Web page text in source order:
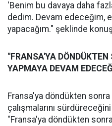
'Benim bu davaya daha
dedim. Devam edeceğim,
yapacağım." şeklinde
"FRANSA'YA
YAPMAYA DEVAM
Fransa'ya döndükten
çalışmalarını
"Fransa'ya döndükten